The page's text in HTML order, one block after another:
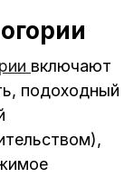
включают
подоходный